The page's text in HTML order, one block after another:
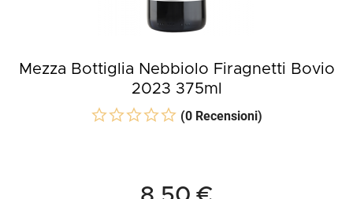
Mezza Bottiglia Nebbiolo Firagnetti Bovio
2023 375ml
(0 Recensioni)